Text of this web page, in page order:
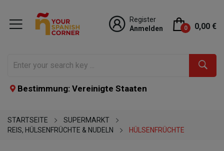
Register
Anmelden
0 0,00 €
Bestimmung: Vereinigte Staaten
STARTSEITE
SUPERMARKT
REIS, HÜLSENFRÜCHTE & NUDELN
HÜLSENFRÜCHTE